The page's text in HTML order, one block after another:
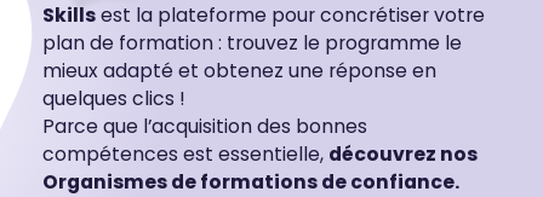
Skillsest la plateforme pour concrétiser votre
plan de formation : trouvez le programme le
mieux adapté et obtenez une réponse en
quelques clics !
Parce que l’acquisition des bonnes
compétences est essentielle, découvrez nos
Organismes de formations de confiance.